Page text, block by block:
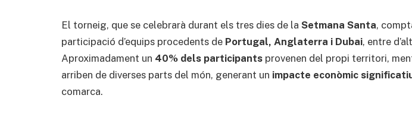
El torneig, que se celebrarà durant els tres dies de la Setmana Santa,
participació d’equips procedents de Portugal, Anglaterra i Dubai, entre
Aproximadament un 40% dels participants provenen del propi territori,
arriben de diverses parts del món, generant un impacte econòmic
comarca.